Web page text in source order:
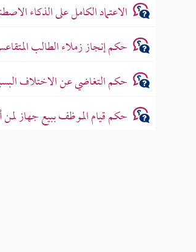
الاعتماد الكامل على الذكاء
حكم إنجاز زملاء الطالب
حكم التغاضي عن الاختلاف
حكم قيام الموظف ببيع جهاز لمن